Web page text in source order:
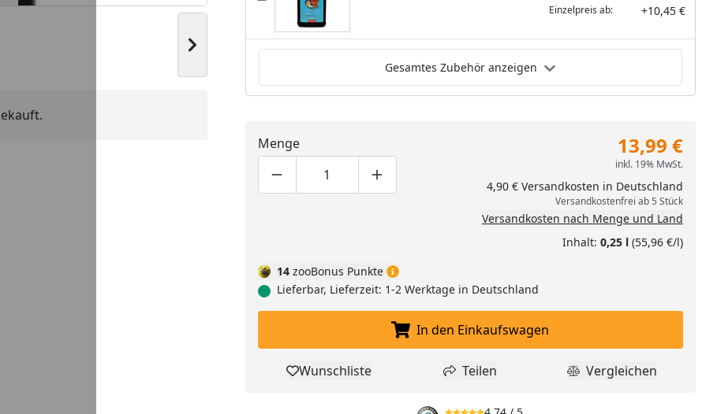
Nächstes Bild anzeigen
Einzelpreis ab: +10,45 €
Gesamtes Zubehör anzeigen
Menge
Produktmenge um eins verringern
Produktmenge manuell eingeben
Produktmenge um eins erhöhen
13,99 €
inkl. 19% MwSt.
4,90 € Versandkosten in Deutschland
Versandkostenfrei ab 5 Stück
Versandkosten nach Menge und Land
Inhalt: 0,25 l(55,96 €/l)
14 zooBonus Punkte
Lieferbar, Lieferzeit: 1-2 Werktage in Deutschland
In den Einkaufswagen legen
In den Einkaufswagen
Produkt zur Wunschliste hinzufügen
Wunschliste Teilen
Teilen Produkt
Vergleichen